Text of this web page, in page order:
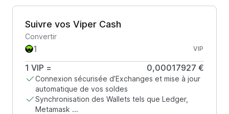
Suivre vos Viper Cash
Convertir
VIP
1 VIP = 0,00017927 €
Connexion sécurisée d’Exchanges et mise à jour
automatique de vos soldes
Synchronisation des Wallets tels que Ledger,
Metamask ...